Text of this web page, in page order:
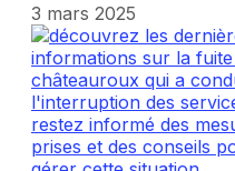
3 mars 2025